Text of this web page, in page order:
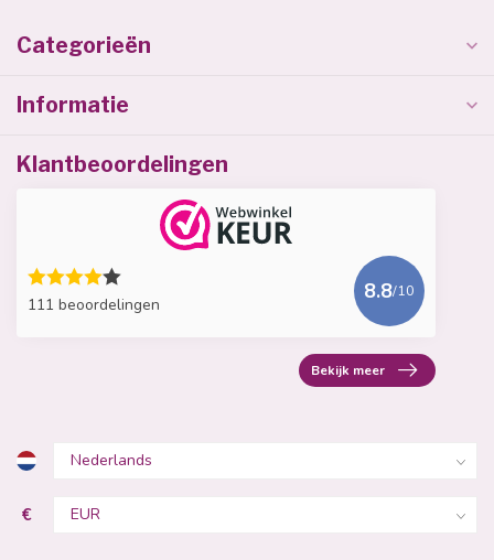
Categorieën
Informatie
Klantbeoordelingen
111 beoordelingen
8.8/10
Bekijk meer
€